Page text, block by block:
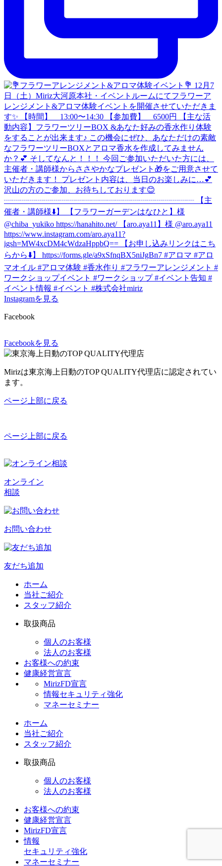
Instagramを見る
Facebook
Facebookを見る
Mirizは東京海上日動のTOP QUALITY代理店に認定されてい
ます。
ページ上部に戻る
ページ上部に戻る
オンライン
相談
お問い合わせ
友だち追加
ホーム
当社ご紹介
スタッフ紹介
取扱商品
個人のお客様
法人のお客様
お客様への約束
健康経営宣言
MirizFD宣言
情報セキュリティ強化
マネーセミナー
ホーム
当社ご紹介
スタッフ紹介
取扱商品
個人のお客様
法人のお客様
お客様への約束
健康経営宣言
MirizFD宣言
情報
セキュリティ強化
マネーセミナー